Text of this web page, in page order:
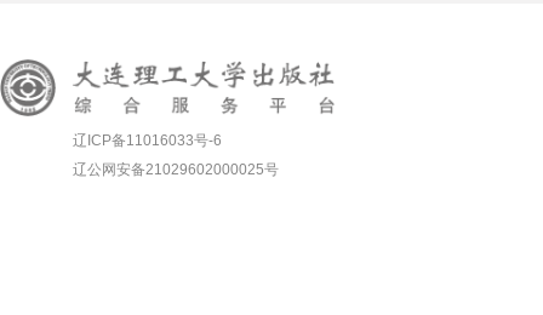
辽ICP备11016033号-6
辽公网安备21029602000025号